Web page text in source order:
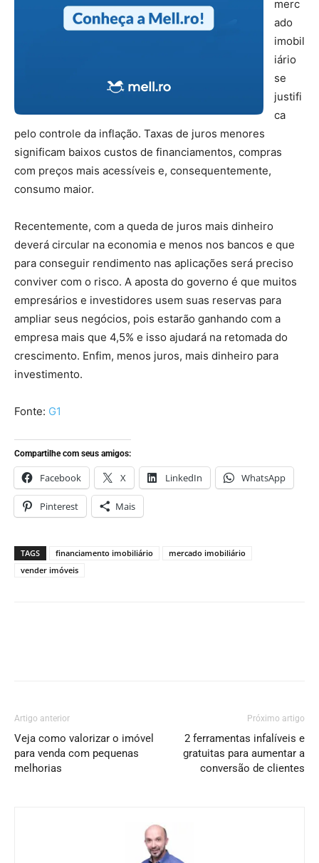
merc
ado
imobil
iário
se
justifi
ca
pelo controle da inflação. Taxas de juros menores
significam baixos custos de financiamentos, compras
com preços mais acessíveis e, consequentemente,
consumo maior.
Recentemente, com a queda de juros mais dinheiro
deverá circular na economia e menos nos bancos e que
para conseguir rendimento nas aplicações será preciso
conviver com o risco. A aposta do governo é que muitos
empresários e investidores usem suas reservas para
ampliar seus negócios, pois estarão ganhando com a
empresa mais que 4,5% e isso ajudará na retomada do
crescimento. Enfim, menos juros, mais dinheiro para
investimento.
Fonte: G1
Compartilhe com seus amigos:
Facebook X LinkedIn WhatsApp
Pinterest Mais
TAGS financiamento imobiliário
mercado imobiliário
vender imóveis
Artigo anterior
Veja como valorizar o imóvel
para venda com pequenas
melhorias
Próximo artigo
2 ferramentas infalíveis e
gratuitas para aumentar a
conversão de clientes